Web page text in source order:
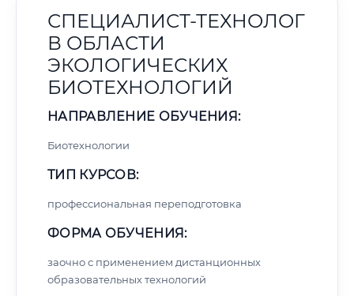
СПЕЦИАЛИСТ-ТЕХНОЛОГ
В ОБЛАСТИ
ЭКОЛОГИЧЕСКИХ
БИОТЕХНОЛОГИЙ
НАПРАВЛЕНИЕ ОБУЧЕНИЯ:
Биотехнологии
ТИП КУРСОВ:
профессиональная переподготовка
ФОРМА ОБУЧЕНИЯ:
заочно с применением дистанционных
образовательных технологий